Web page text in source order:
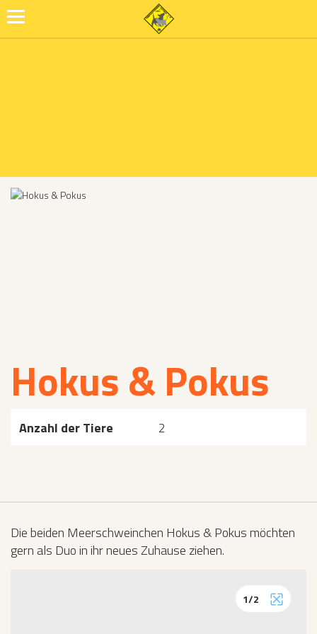
Hokus & Pokus
Anzahl der Tiere 2
Die beiden Meerschweinchen Hokus & Pokus möchten
gern als Duo in ihr neues Zuhause ziehen.
1/2 Vollbild